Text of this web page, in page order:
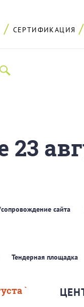
СЕРТИФИКАЦИЯ
сайта
Тендерная площадка
`